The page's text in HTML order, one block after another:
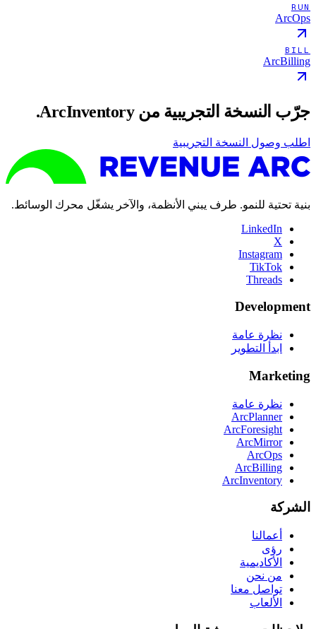
RUN
ArcOps
BILL
ArcBilling
جرّب النسخة التجريبية من ArcInventory.
اطلب وصول النسخة التجريبية
بنية تحتية للنمو. طرف يبني الأنظمة، والآخر يشغّل محرك الوسائط.
LinkedIn
X
Instagram
TikTok
Threads
Development
نظرة عامة
ابدأ التطوير
Marketing
نظرة عامة
ArcPlanner
ArcForesight
ArcMirror
ArcOps
ArcBilling
ArcInventory
الشركة
أعمالنا
رؤى
الأكاديمية
من نحن
تواصل معنا
الألعاب